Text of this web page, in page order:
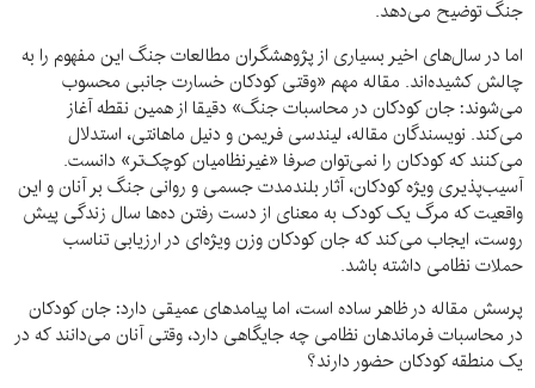
جنگ توضیح می‌دهد.
اما در سال‌های اخیر بسیاری از پژوهشگران مطالعات جنگ این مفهوم را به
چالش کشیده‌اند. مقاله مهم «وقتی کودکان خسارت جانبی محسوب
می‌شوند: جان کودکان در محاسبات جنگ» دقیقا از همین نقطه آغاز
می‌کند. نویسندگان مقاله، لیندسی فریمن و دنیل ماهانتی، استدلال
می‌کنند که کودکان را نمی‌توان صرفا «غیرنظامیان کوچک‌تر» دانست.
آسیب‌پذیری ویژه کودکان، آثار بلندمدت جسمی و روانی جنگ بر آنان و این
واقعیت که مرگ یک کودک به معنای از دست رفتن ده‌ها سال زندگی پیش
روست، ایجاب می‌کند که جان کودکان وزن ویژه‌ای در ارزیابی تناسب
حملات نظامی داشته باشد.
پرسش مقاله در ظاهر ساده است، اما پیامدهای عمیقی دارد: جان کودکان
در محاسبات فرماندهان نظامی چه جایگاهی دارد، وقتی آنان می‌دانند که در
یک منطقه کودکان حضور دارند؟